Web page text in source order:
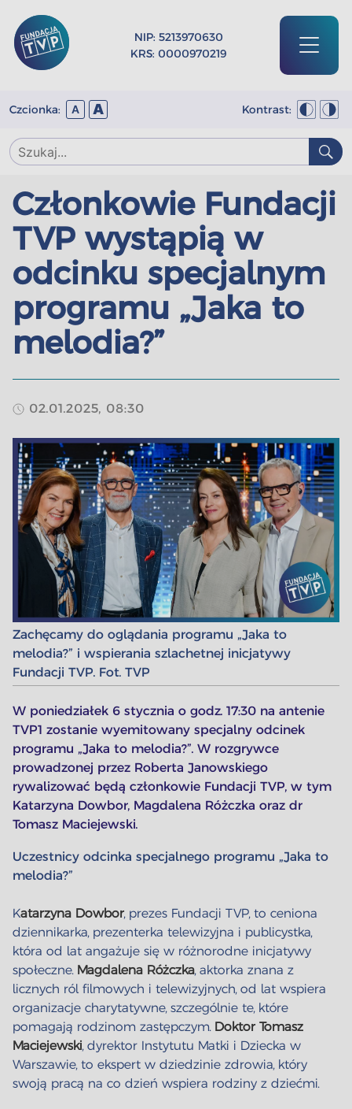
NIP: 5213970630
KRS: 0000970219
Czcionka: A A Kontrast:
Członkowie Fundacji
TVP wystąpią w
odcinku specjalnym
programu „Jaka to
melodia?”
02.01.2025, 08:30
Zachęcamy do oglądania programu „Jaka to
melodia?” i wspierania szlachetnej inicjatywy
Fundacji TVP. Fot. TVP
W poniedziałek 6 stycznia o godz. 17:30 na antenie
TVP1 zostanie wyemitowany specjalny odcinek
programu „Jaka to melodia?”. W rozgrywce
prowadzonej przez Roberta Janowskiego
rywalizować będą członkowie Fundacji TVP, w tym
Katarzyna Dowbor, Magdalena Różczka oraz dr
Tomasz Maciejewski.
Uczestnicy odcinka specjalnego programu „Jaka to
melodia?”
Katarzyna Dowbor, prezes Fundacji TVP, to ceniona
dziennikarka, prezenterka telewizyjna i publicystka,
która od lat angażuje się w różnorodne inicjatywy
społeczne. Magdalena Różczka, aktorka znana z
licznych ról filmowych i telewizyjnych, od lat wspiera
organizacje charytatywne, szczególnie te, które
pomagają rodzinom zastępczym. Doktor Tomasz
Maciejewski, dyrektor Instytutu Matki i Dziecka w
Warszawie, to ekspert w dziedzinie zdrowia, który
swoją pracą na co dzień wspiera rodziny z dziećmi.